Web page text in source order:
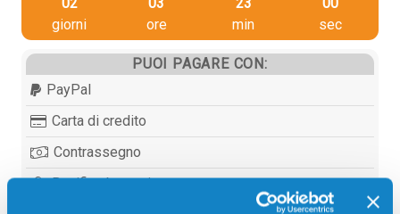
giorni
ore
min
sec
PUOI PAGARE CON:
PayPal
Carta di credito
Contrassegno
Bonifico bancario